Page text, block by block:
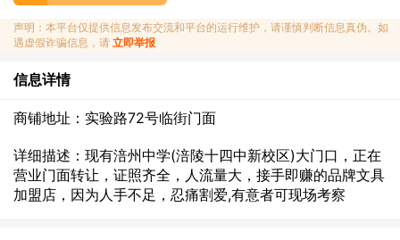
声明：本平台仅提供信息发布交流和平台的运行维护，请谨慎判断信息真伪。如
遇虚假诈骗信息，请 立即举报
信息详情
商铺地址：实验路72号临街门面
详细描述：现有涪州中学(涪陵十四中新校区)大门口，正在
营业门面转让，证照齐全，人流量大，接手即赚的品牌文具
加盟店，因为人手不足，忍痛割爱,有意者可现场考察